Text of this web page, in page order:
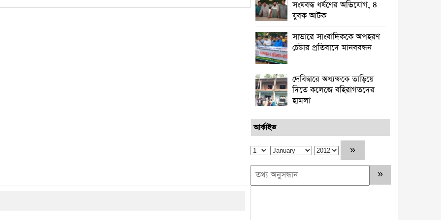
সংঘবদ্ধ ধর্ষণের অভিযোগ, ৪
যুবক আটক
সাভারে সাংবাদিককে অপহরণ
চেষ্টার প্রতিবাদে মানববন্ধন
দেবিদ্বারে অধ্যক্ষকে তাড়িয়ে
দিতে কলেজে বহিরাগতদের
হামলা
আর্কাইভ